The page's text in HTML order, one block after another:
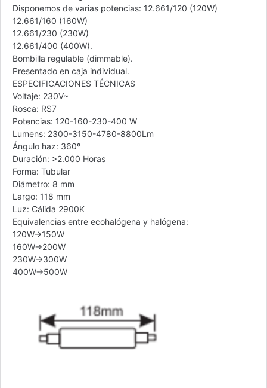
Disponemos de varias potencias: 12.661/120 (120W)
12.661/160 (160W)
12.661/230 (230W)
12.661/400 (400W).
Bombilla regulable (dimmable).
Presentado en caja individual.
ESPECIFICACIONES TÉCNICAS
Voltaje: 230V~
Rosca: RS7
Potencias: 120-160-230-400 W
Lumens: 2300-3150-4780-8800Lm
Ángulo haz: 360º
Duración: >2.000 Horas
Forma: Tubular
Diámetro: 8 mm
Largo: 118 mm
Luz: Cálida 2900K
Equivalencias entre ecohalógena y halógena:
120W→150W
160W→200W
230W→300W
400W→500W